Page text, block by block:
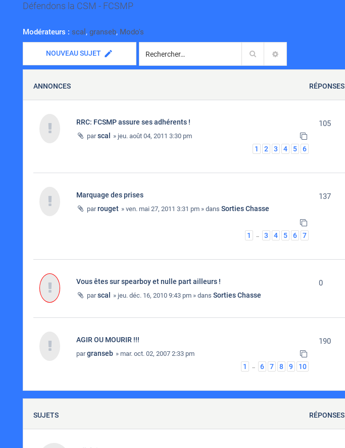
Défendons la CSM - FCSMP
Modérateurs : scal , granseb, Modo's
NOUVEAU SUJET Rechercher
ANNONCES RÉPONSES
RRC: FCSMP assure ses adhérents !
parscal » jeu. août 04, 2011 3:30 pm
1 2 3 4 5 6
105
Marquage des prises
parrouget » ven. mai 27, 2011 3:31 pm » dans Sorties Chasse
1 … 3 4 5 6 7
137
Vous êtes sur spearboy et nulle part ailleurs !
parscal » jeu. déc. 16, 2010 9:43 pm » dans Sorties Chasse
0
AGIR OU MOURIR !!!
pargranseb » mar. oct. 02, 2007 2:33 pm
1 … 6 7 8 9 10
190
SUJETS RÉPONSES